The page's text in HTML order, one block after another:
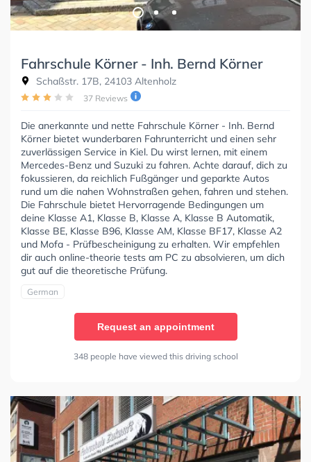
Fahrschule Körner - Inh. Bernd Körner
Schaßstr. 17B, 24103 Altenholz
37 Reviews
Die anerkannte und nette Fahrschule Körner - Inh. Bernd
Körner bietet wunderbaren Fahrunterricht und einen sehr
zuverlässigen Service in Kiel. Du wirst lernen, mit einem
Mercedes-Benz und Suzuki zu fahren. Achte darauf, dich zu
fokussieren, da reichlich Fußgänger und geparkte Autos
rund um die nahen Wohnstraßen gehen, fahren und stehen.
Die Fahrschule bietet Hervorragende Bedingungen um
deine Klasse A1, Klasse B, Klasse A, Klasse B Automatik,
Klasse BE, Klasse B96, Klasse AM, Klasse BF17, Klasse A2
und Mofa - Prüfbescheinigung zu erhalten. Wir empfehlen
dir auch online-theorie tests am PC zu absolvieren, um dich
gut auf die theoretische Prüfung.
German
Request an appointment
348 people have viewed this driving school